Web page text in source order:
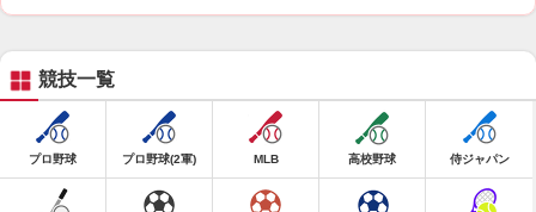
競技一覧
プロ野球 プロ野球(2軍) MLB 高校野球 侍ジャパン